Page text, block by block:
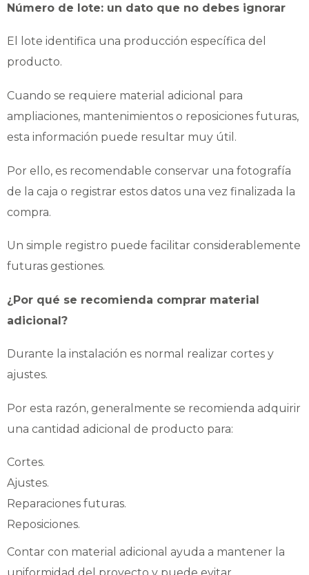
Número de lote: un dato que no debes ignorar
El lote identifica una producción específica del
producto.
Cuando se requiere material adicional para
ampliaciones, mantenimientos o reposiciones futuras,
esta información puede resultar muy útil.
Por ello, es recomendable conservar una fotografía
de la caja o registrar estos datos una vez finalizada la
compra.
Un simple registro puede facilitar considerablemente
futuras gestiones.
¿Por qué se recomienda comprar material
adicional?
Durante la instalación es normal realizar cortes y
ajustes.
Por esta razón, generalmente se recomienda adquirir
una cantidad adicional de producto para:
Cortes.
Ajustes.
Reparaciones futuras.
Reposiciones.
Contar con material adicional ayuda a mantener la